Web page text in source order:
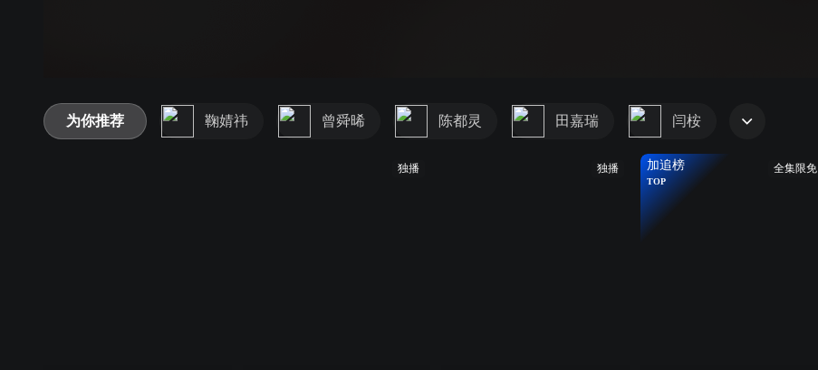
为你推荐 鞠婧祎 曾舜晞 陈都灵 田嘉瑞 闫桉
独播 独播 全集限免
加追榜
TOP